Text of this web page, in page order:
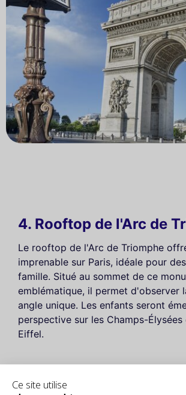
Ce site utilise
4. Rooftop de l'Arc de
Le rooftop de l'Arc de Triomphe
imprenable sur Paris, idéale pour
famille. Situé au sommet de ce
emblématique, il permet d'observer
angle unique. Les enfants seront
perspective sur les Champs-Élysées
Eiffel.
Cette expérience est enrichissante :